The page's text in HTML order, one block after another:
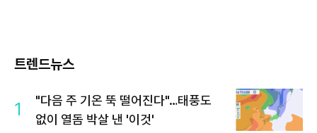
트렌드뉴스
1
"다음 주 기온 뚝 떨어진다"…태풍도
없이 열돔 박살 낸 '이것'